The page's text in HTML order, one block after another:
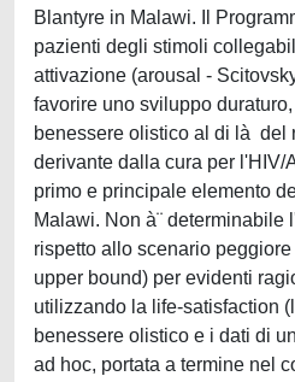
Blantyre in Malawi. Il
pazienti degli stimoli
attivazione (arousal -
favorire uno sviluppo
benessere olistico al di là del
derivante dalla cura per l'HIV/
primo e principale elemento
Malawi. Non à¨ determinabile
rispetto allo scenario
upper bound) per evidenti
utilizzando la life-satisfaction
benessere olistico e i dati di
ad hoc, portata a termine nel